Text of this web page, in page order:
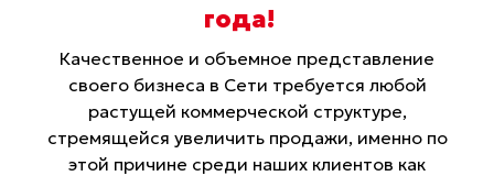
года!
Качественное и объемное представление
своего бизнеса в Сети требуется любой
растущей коммерческой структуре,
стремящейся увеличить продажи, именно по
этой причине среди наших клиентов как